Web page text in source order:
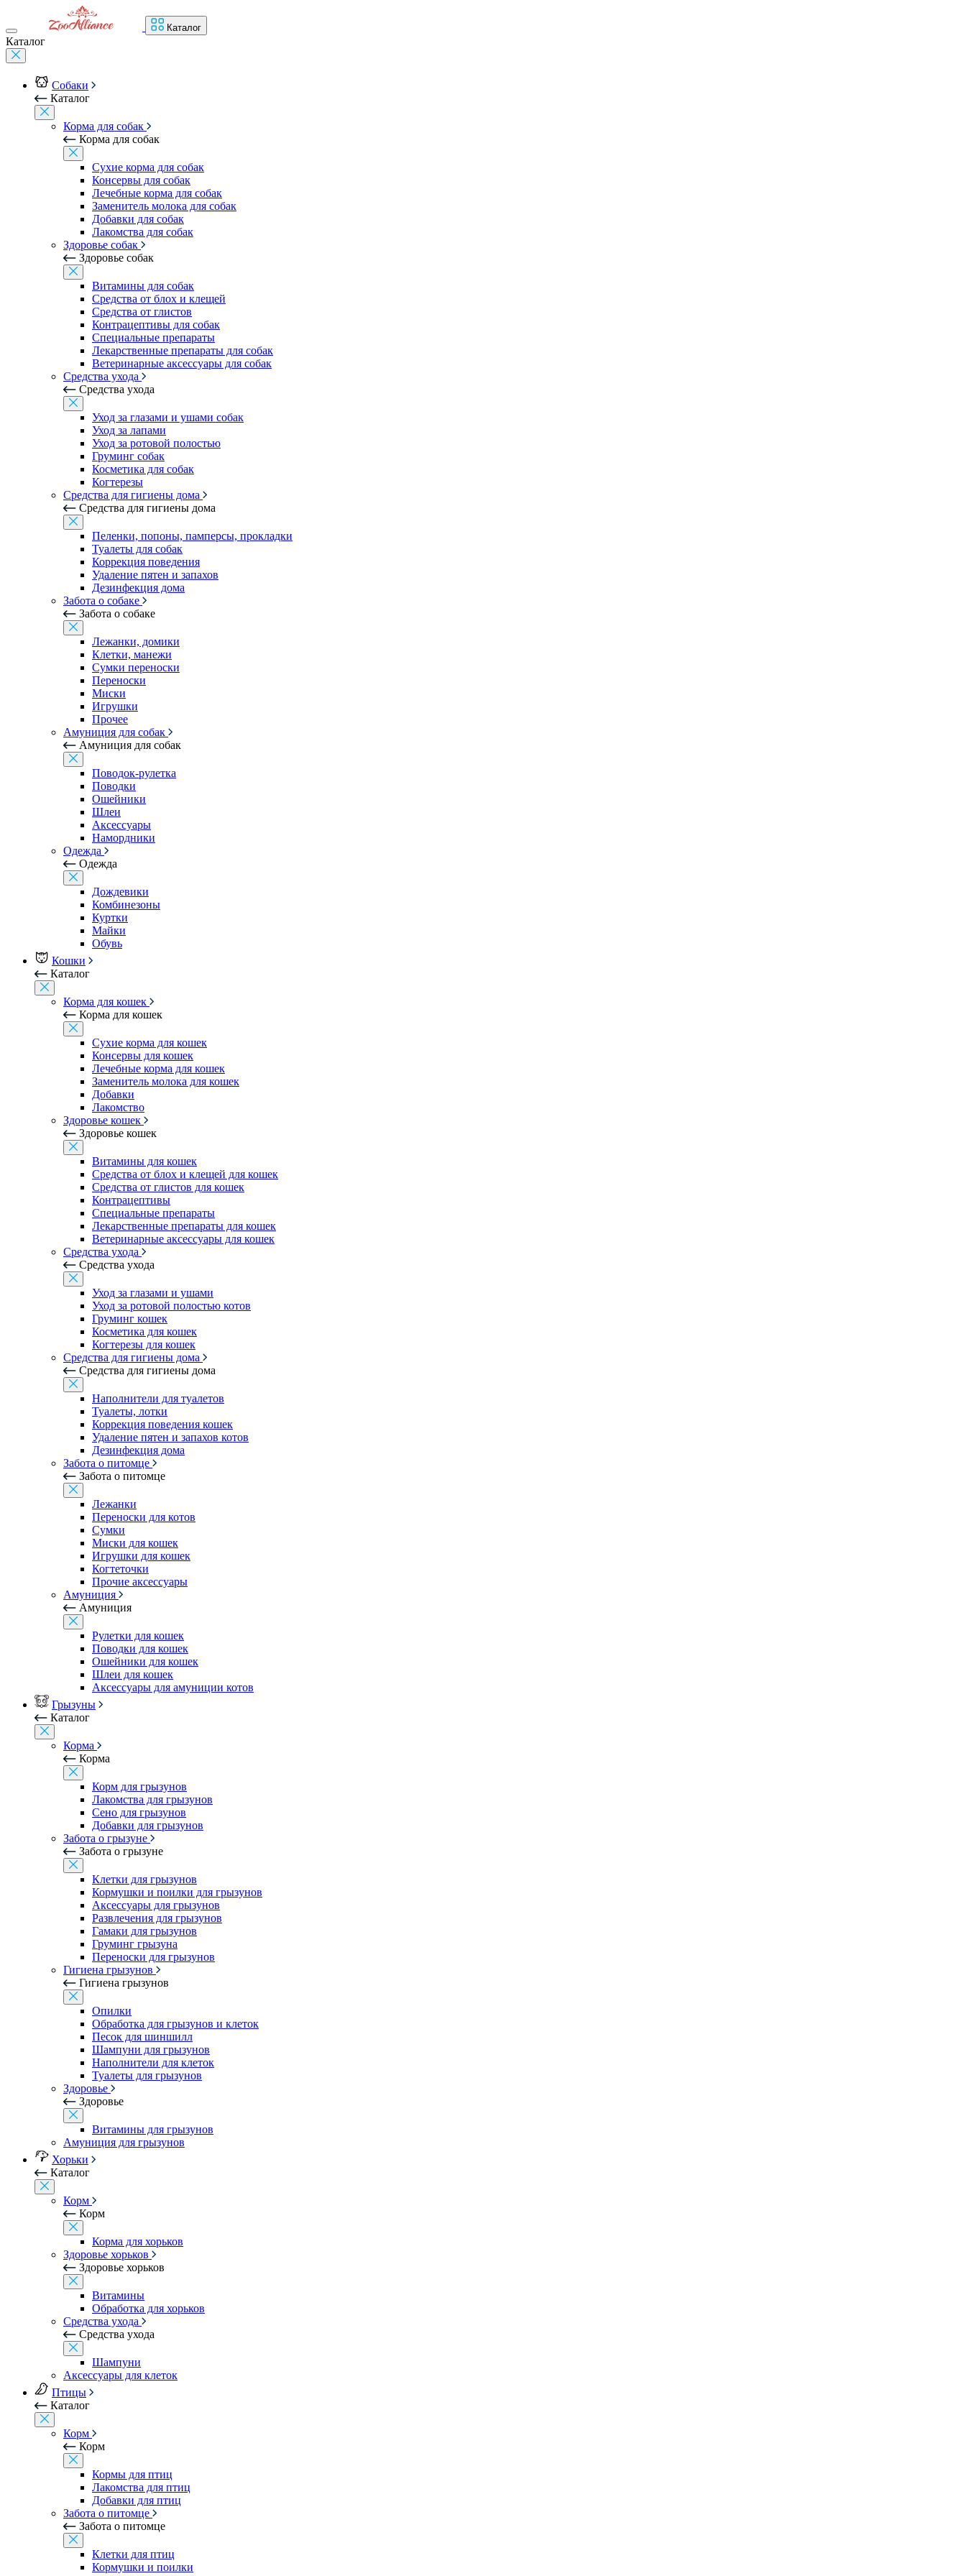
Каталог
Каталог
Собаки
Каталог
Корма для собак
Корма для собак
Сухие корма для собак
Консервы для собак
Лечебные корма для собак
Заменитель молока для собак
Добавки для собак
Лакомства для собак
Здоровье собак
Здоровье собак
Витамины для собак
Средства от блох и клещей
Средства от глистов
Контрацептивы для собак
Специальные препараты
Лекарственные препараты для собак
Ветеринарные аксессуары для собак
Средства ухода
Средства ухода
Уход за глазами и ушами собак
Уход за лапами
Уход за ротовой полостью
Груминг собак
Косметика для собак
Когтерезы
Средства для гигиены дома
Средства для гигиены дома
Пеленки, попоны, памперсы, прокладки
Туалеты для собак
Коррекция поведения
Удаление пятен и запахов
Дезинфекция дома
Забота о собаке
Забота о собаке
Лежанки, домики
Клетки, манежи
Сумки переноски
Переноски
Миски
Игрушки
Прочее
Амуниция для собак
Амуниция для собак
Поводок-рулетка
Поводки
Ошейники
Шлеи
Аксессуары
Намордники
Одежда
Одежда
Дождевики
Комбинезоны
Куртки
Майки
Обувь
Кошки
Каталог
Корма для кошек
Корма для кошек
Сухие корма для кошек
Консервы для кошек
Лечебные корма для кошек
Заменитель молока для кошек
Добавки
Лакомство
Здоровье кошек
Здоровье кошек
Витамины для кошек
Средства от блох и клещей для кошек
Средства от глистов для кошек
Контрацептивы
Специальные препараты
Лекарственные препараты для кошек
Ветеринарные аксессуары для кошек
Средства ухода
Средства ухода
Уход за глазами и ушами
Уход за ротовой полостью котов
Груминг кошек
Косметика для кошек
Когтерезы для кошек
Средства для гигиены дома
Средства для гигиены дома
Наполнители для туалетов
Туалеты, лотки
Коррекция поведения кошек
Удаление пятен и запахов котов
Дезинфекция дома
Забота о питомце
Забота о питомце
Лежанки
Переноски для котов
Сумки
Миски для кошек
Игрушки для кошек
Когтеточки
Прочие аксессуары
Амуниция
Амуниция
Рулетки для кошек
Поводки для кошек
Ошейники для кошек
Шлеи для кошек
Аксессуары для амуниции котов
Грызуны
Каталог
Корма
Корма
Корм для грызунов
Лакомства для грызунов
Сено для грызунов
Добавки для грызунов
Забота о грызуне
Забота о грызуне
Клетки для грызунов
Кормушки и поилки для грызунов
Аксессуары для грызунов
Развлечения для грызунов
Гамаки для грызунов
Груминг грызуна
Переноски для грызунов
Гигиена грызунов
Гигиена грызунов
Опилки
Обработка для грызунов и клеток
Песок для шиншилл
Шампуни для грызунов
Наполнители для клеток
Туалеты для грызунов
Здоровье
Здоровье
Витамины для грызунов
Амуниция для грызунов
Хорьки
Каталог
Корм
Корм
Корма для хорьков
Здоровье хорьков
Здоровье хорьков
Витамины
Обработка для хорьков
Средства ухода
Средства ухода
Шампуни
Аксессуары для клеток
Птицы
Каталог
Корм
Корм
Кормы для птиц
Лакомства для птиц
Добавки для птиц
Забота о питомце
Забота о питомце
Клетки для птиц
Кормушки и поилки